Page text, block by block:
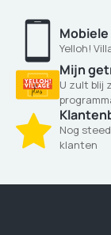
Yelloh!
Mijn
U zult blij
Nog
klanten